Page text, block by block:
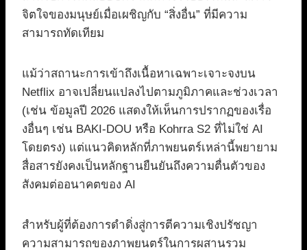
จิตใจของมนุษย์เมื่อเผชิญกับ “สิ่งอื่น” ที่มีความ
สามารถทัดเทียม
แม้ว่าสถานะการเข้าถึงเนื้อหาเฉพาะเจาะจงบน
Netflix อาจเปลี่ยนแปลงไปตามภูมิภาคและช่วงเวลา
(เช่น ข้อมูลปี 2026 แสดงให้เห็นการปรากฏของเรื่อ
งอื่นๆ เช่น BAKI-DOU หรือ Kohrra S2 ที่ไม่ใช่ AI
โดยตรง) แต่แนวคิดหลักที่ภาพยนตร์เหล่านี้พยายาม
สื่อสารยังคงเป็นหลักฐานยืนยันถึงความตื่นตัวของ
สังคมต่ออนาคตของ AI
สำหรับผู้ที่ต้องการดำดิ่งสู่การตีความเชิงปรัชญา
ความสามารถของภาพยนตร์ในการผสานรวม